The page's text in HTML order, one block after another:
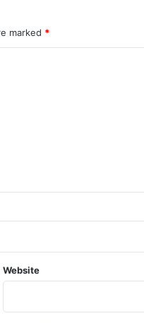
marked *
Website